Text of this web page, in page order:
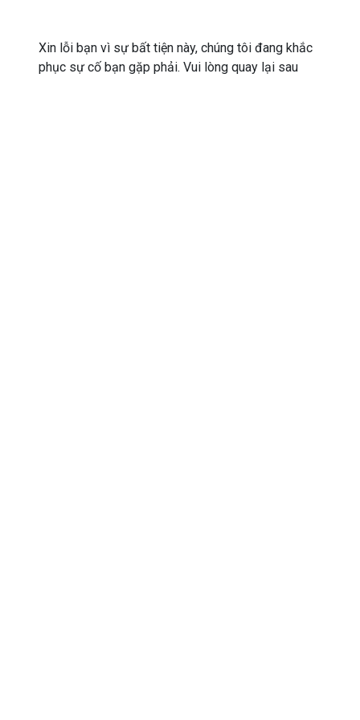
Xin lỗi bạn vì sự bất tiện này, chúng tôi đang khắc
phục sự cố bạn gặp phải. Vui lòng quay lại sau